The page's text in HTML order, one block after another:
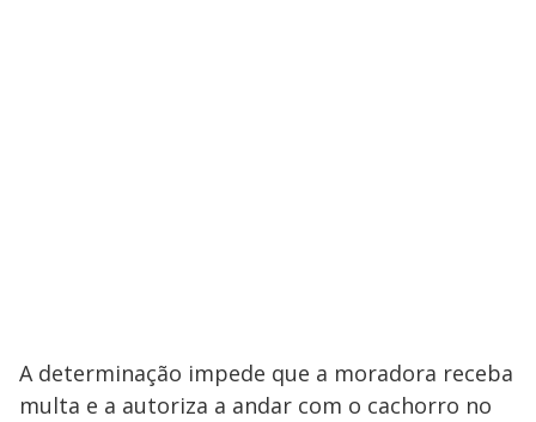
A determinação impede que a moradora receba
multa e a autoriza a andar com o cachorro no